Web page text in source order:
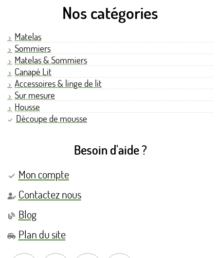
Nos catégories
Matelas
Sommiers
Matelas & Sommiers
Canapé Lit
Accessoires & linge de lit
Sur mesure
Housse
Découpe de mousse
Besoin d'aide ?
Mon compte
Contactez nous
Blog
Plan du site